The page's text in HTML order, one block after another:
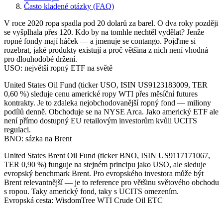
Často kladené otázky (FAQ)
V roce 2020 ropa spadla pod 20 dolarů za barel. O dva roky později
se vyšplhala přes 120. Kdo by na tomhle nechtěl vydělat? Jenže
ropné fondy mají háček — a jmenuje se contango. Pojďme si
rozebrat, jaké produkty existují a proč většina z nich není vhodná
pro dlouhodobé držení.
USO: největší ropný ETF na světě
United States Oil Fund (ticker USO, ISIN US9123183009, TER
0,60 %) sleduje cenu americké ropy WTI přes měsíční futures
kontrakty. Je to zdaleka nejobchodovanější ropný fond — miliony
podílů denně. Obchoduje se na NYSE Arca. Jako americký ETF ale
není přímo dostupný EU retailovým investorům kvůli UCITS
regulaci.
BNO: sázka na Brent
United States Brent Oil Fund (ticker BNO, ISIN US9117171067,
TER 0,90 %) funguje na stejném principu jako USO, ale sleduje
evropský benchmark Brent. Pro evropského investora může být
Brent relevantnější — je to reference pro většinu světového obchodu
s ropou. Taky americký fond, taky s UCITS omezením.
Evropská cesta: WisdomTree WTI Crude Oil ETC